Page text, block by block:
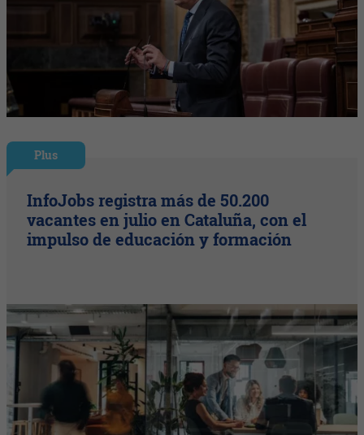
Plus
InfoJobs registra más de 50.200
vacantes en julio en Cataluña, con el
impulso de educación y formación